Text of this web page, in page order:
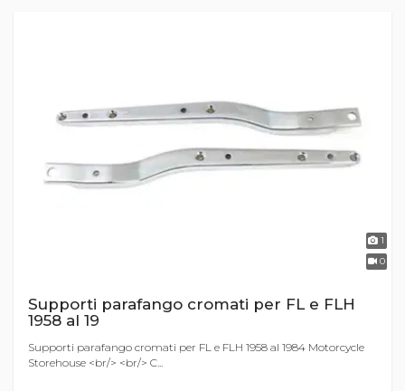
1
0
Supporti parafango cromati per FL e FLH
1958 al 19
Supporti parafango cromati per FL e FLH 1958 al 1984 Motorcycle
Storehouse <br/> <br/> C...